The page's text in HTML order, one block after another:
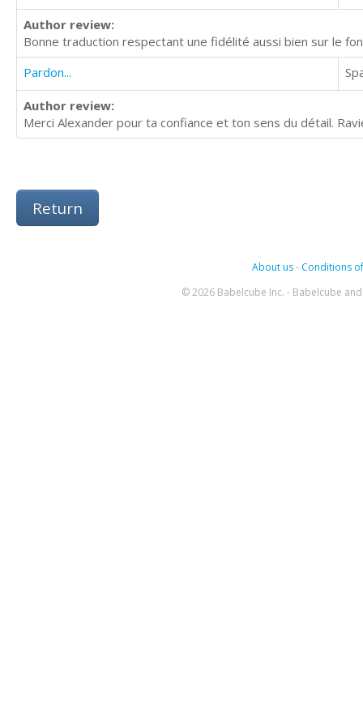
Author review:
Bonne traduction respectant une fidélité aussi bien sur le
Pardon...
Author review:
Merci Alexander pour ta confiance et ton sens du détail.
Return
About us- Conditions
© 2026 Babelcube Inc. - Babelcube